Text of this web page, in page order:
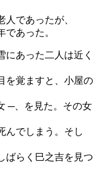
であったが、
であった。
にあった二人は近く
を覚ますと、小屋の
─、を見た。その女
んでしまう。そし
ばらく巳之吉を見つ